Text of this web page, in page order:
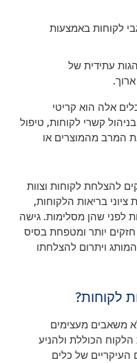
לקוחות באמצעות
עתידית של
אלה הוא קריטי
קשרי לקוחות, טיפול
המרב מהמוצרים או
להצלחת לקוחות וצוות
ציוני בריאות הלקוחות,
לפני שהן מסלימות. גישה
יותר ומטפחת בסיס
ויתרום להצלחתו
לקוחות?
משאבים מעצימים
הכוללת ולהניע
של כלים